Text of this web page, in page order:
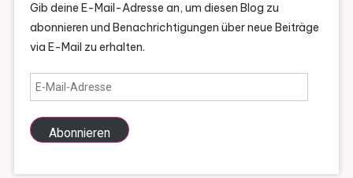
Gib deine E-Mail-Adresse an, um diesen Blog zu
abonnieren und Benachrichtigungen über neue Beiträge
via E-Mail zu erhalten.
E-
Mail-
Adresse
Abonnieren